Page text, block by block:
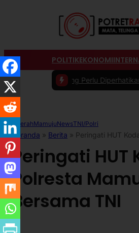
POLITIKEKONOMI
yang Perlu Diperhatikan|#2 -Panduan
DaerahMamujuNewsTNI/Polri
Beranda » Berita » Peringati HUT
Peringati
Polresta
Bersama TNI